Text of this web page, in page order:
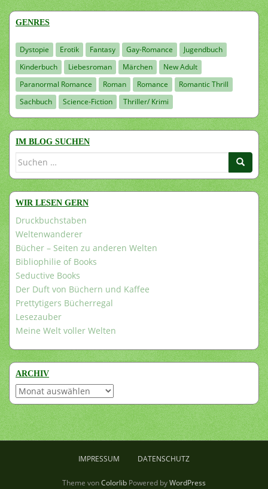
GENRES
Dystopie Erotik Fantasy Gay-Romance
Jugendbuch
Kinderbuch
Liebesroman Märchen
New Adult
Paranormal Romance
Roman Romance
Romantic Thrill
Sachbuch
Science-Fiction Thriller/ Krimi
IM BLOG SUCHEN
Suchen
WIR LESEN GERN
Druckbuchstaben
Weltenwanderer
Bücher – Seiten zu anderen Welten
Bibliophilie of Books
Seductive Books
Der Duft von Büchern und Kaffee
Prettytigers Bücherregal
Lesezauber
Meine Welt voller Welten
ARCHIV
Archiv
IMPRESSUM DATENSCHUTZ
Theme vonColorlib Powered byWordPress